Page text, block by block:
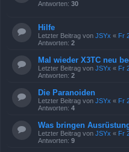
Antworten: 30
Hilfe
Letzter Beitrag von JSYx « Fr
Antworten: 2
Mal wieder X3TC neu
Letzter Beitrag von JSYx « Fr
Antworten: 2
Die Paranoiden
Letzter Beitrag von JSYx « Fr
Antworten: 4
Was bringen
Letzter Beitrag von JSYx « Fr
Antworten: 9